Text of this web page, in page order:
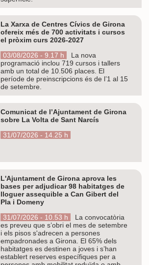
La Xarxa de Centres Cívics de Girona
ofereix més de 700 activitats i cursos
el pròxim curs 2026-2027
03/08/2026 - 9.17 h
La nova
programació inclou 719 cursos i tallers
amb un total de 10.506 places. El
període de preinscripcions és de l’1 al 15
de setembre.
Comunicat de l’Ajuntament de Girona
sobre La Volta de Sant Narcís
31/07/2026 - 14.25 h
L'Ajuntament de Girona aprova les
bases per adjudicar 98 habitatges de
lloguer assequible a Can Gibert del
Pla i Domeny
31/07/2026 - 10.53 h
La convocatòria
es preveu que s’obri el mes de setembre
i els pisos s'adrecen a persones
empadronades a Girona. El 65% dels
habitatges es destinen a joves i s’han
establert reserves específiques per a